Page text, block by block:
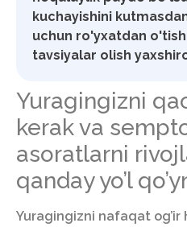
kuchayishini
uchun ro'yxatdan
tavsiyalar olish
Yuragingizni
kerak va
asoratlarni
qanday yo’l
Yuragingizni nafaqat og’ir